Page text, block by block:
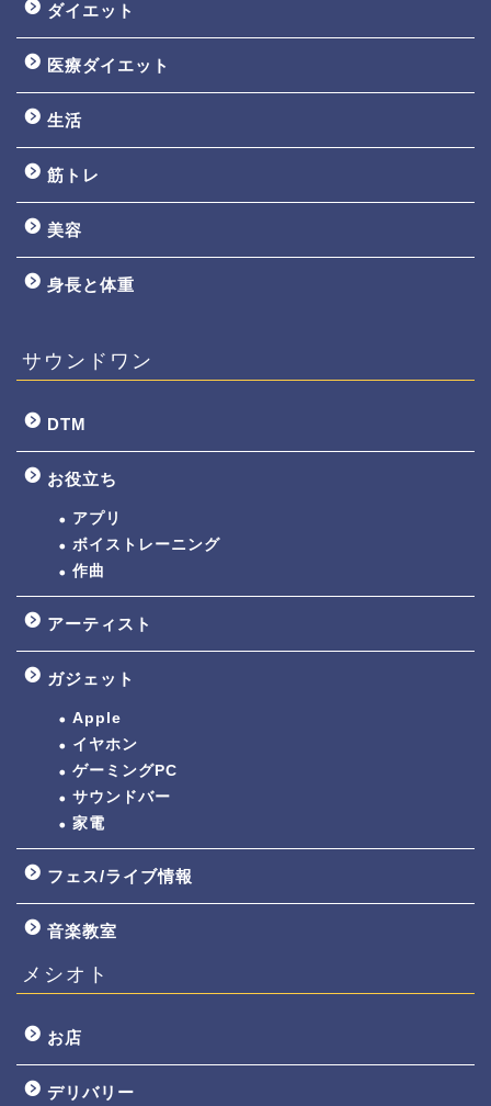
ダイエット
医療ダイエット
生活
筋トレ
美容
身長と体重
サウンドワン
DTM
お役立ち
アプリ
ボイストレーニング
作曲
アーティスト
ガジェット
Apple
イヤホン
ゲーミングPC
サウンドバー
家電
フェス/ライブ情報
音楽教室
メシオト
お店
デリバリー